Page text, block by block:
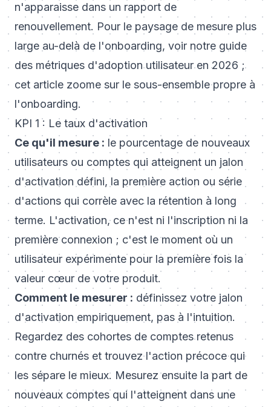
n'apparaisse dans un rapport de
renouvellement. Pour le paysage de mesure plus
large au-delà de l'onboarding, voir notre guide
des métriques d'adoption utilisateur en 2026 ;
cet article zoome sur le sous-ensemble propre à
l'onboarding.
KPI 1 : Le taux d'activation
Ce qu'il mesure : le pourcentage de nouveaux
utilisateurs ou comptes qui atteignent un jalon
d'activation défini, la première action ou série
d'actions qui corrèle avec la rétention à long
terme. L'activation, ce n'est ni l'inscription ni la
première connexion ; c'est le moment où un
utilisateur expérimente pour la première fois la
valeur cœur de votre produit.
Comment le mesurer : définissez votre jalon
d'activation empiriquement, pas à l'intuition.
Regardez des cohortes de comptes retenus
contre churnés et trouvez l'action précoce qui
les sépare le mieux. Mesurez ensuite la part de
nouveaux comptes qui l'atteignent dans une